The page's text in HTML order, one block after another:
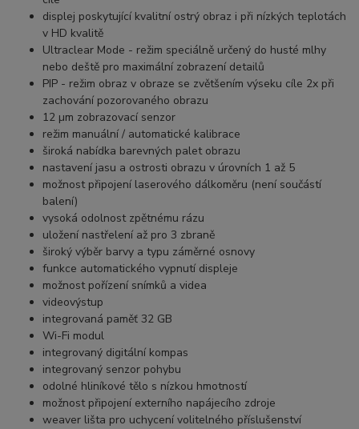
displej poskytující kvalitní ostrý obraz i při nízkých teplotách
v HD kvalitě
Ultraclear Mode - režim speciálně určený do husté mlhy
nebo deště pro maximální zobrazení detailů
PIP - režim obraz v obraze se zvětšením výseku cíle 2x při
zachování pozorovaného obrazu
12 µm zobrazovací senzor
režim manuální / automatické kalibrace
široká nabídka barevných palet obrazu
nastavení jasu a ostrosti obrazu v úrovních 1 až 5
možnost připojení laserového dálkoměru (není součástí
balení)
vysoká odolnost zpětnému rázu
uložení nastřelení až pro 3 zbraně
široký výběr barvy a typu záměrné osnovy
funkce automatického vypnutí displeje
možnost pořízení snímků a videa
videovýstup
integrovaná paměť 32 GB
Wi-Fi modul
integrovaný digitální kompas
integrovaný senzor pohybu
odolné hliníkové tělo s nízkou hmotností
možnost připojení externího napájecího zdroje
weaver lišta pro uchycení volitelného příslušenství